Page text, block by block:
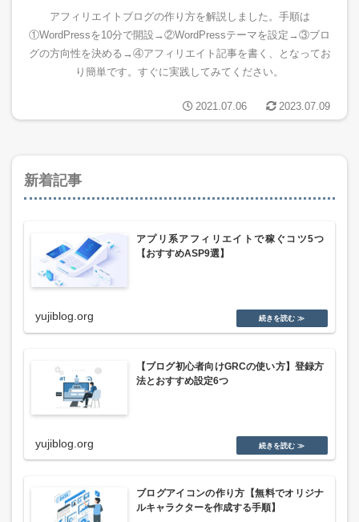
アフィリエイトブログの作り方を解説しました。手順は
①WordPressを10分で開設→②WordPressテーマを設定→③ブロ
グの方向性を決める→④アフィリエイト記事を書く、となってお
り簡単です。すぐに実践してみてください。
2021.07.06 2023.07.09
新着記事
アプリ系アフィリエイトで稼ぐコツ5つ
【おすすめASP9選】
yujiblog.org
【ブログ初心者向けGRCの使い方】登録方
法とおすすめ設定6つ
yujiblog.org
ブログアイコンの作り方【無料でオリジナ
ルキャラクターを作成する手順】